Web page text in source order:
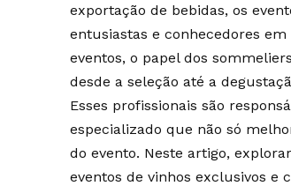
exportação de bebidas, os
entusiastas e conhecedores
eventos, o papel dos
desde a seleção até a
Esses profissionais são
especializado que não só
do evento. Neste artigo,
eventos de vinhos exclusivos e